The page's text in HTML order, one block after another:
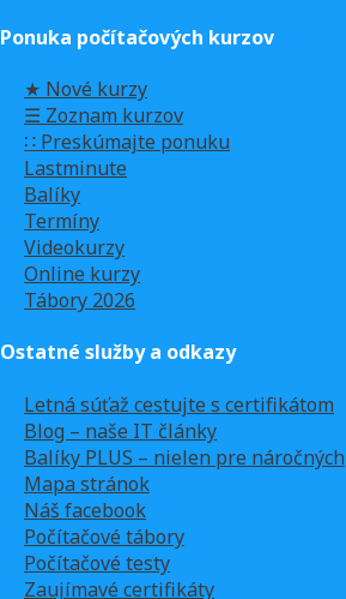
Ponuka počítačových kurzov
★ Nové kurzy
☰ Zoznam kurzov
∷ Preskúmajte ponuku
Lastminute
Balíky
Termíny
Videokurzy
Online kurzy
Tábory 2026
Ostatné služby a odkazy
Letná súťaž cestujte s certifikátom
Blog – naše IT články
Balíky PLUS – nielen pre náročných
Mapa stránok
Náš facebook
Počítačové tábory
Počítačové testy
Zaujímavé certifikáty